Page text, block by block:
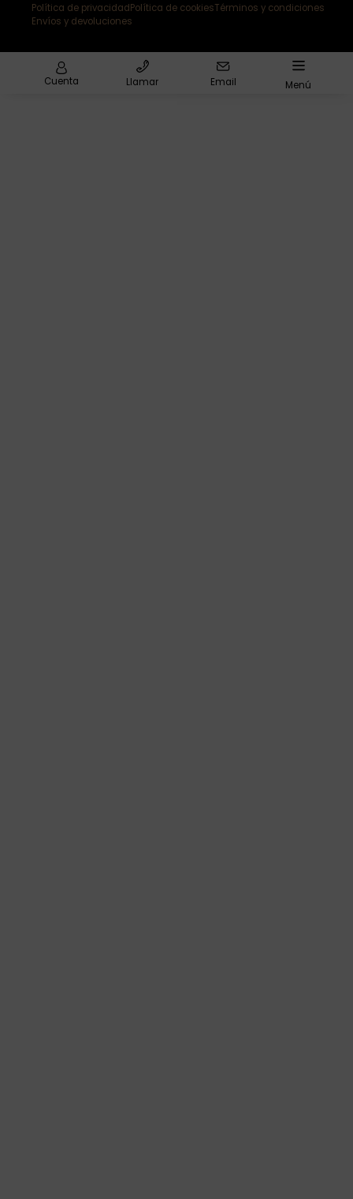
Política de privacidadPolítica de cookiesTérminos y condiciones
Envíos y devoluciones
Cuenta Llamar Email Menú